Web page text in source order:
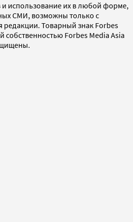
и использование их в любой форме,
СМИ, возможны только с
редакции. Товарный знак Forbes
собственностью Forbes Media Asia